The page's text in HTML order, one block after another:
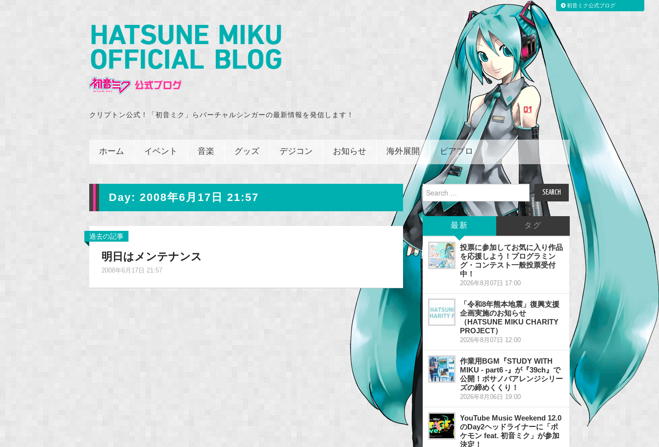
クリプトン公式！「初音ミク」らバーチャルシンガーの最新情報を発信します！
ホーム イベント 音楽 グッズ デジコン お知らせ 海外展開 ピアプロ
Day: 2008年6月17日 21:57
過去の記事
明日はメンテナンス
2008年6月17日 21:57
Search
for:
最新 タグ
投票に参加してお気に入り作品
を応援しよう！プログラミン
グ・コンテスト一般投票受付
中！
2026年8月07日 17:00
「令和8年熊本地震」復興支援
企画実施のお知らせ
（HATSUNE MIKU CHARITY
PROJECT）
2026年8月07日 12:00
作業用BGM『STUDY WITH
MIKU - part6 -』が『39ch』で
公開！ボサノバアレンジシリー
ズの締めくくり！
2026年8月06日 19:00
YouTube Music Weekend 12.0
のDay2ヘッドライナーに「ポ
ケモン feat. 初音ミク」が参加
決定！
初音ミク公式ブログ